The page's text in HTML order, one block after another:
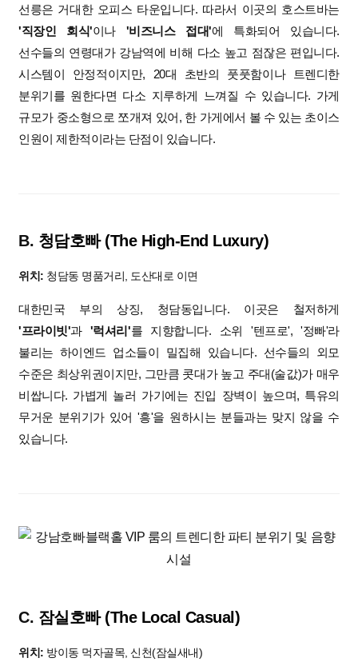
선릉은 거대한 오피스 타운입니다. 따라서 이곳의 호스트바는
'직장인 회식'이나 '비즈니스 접대'에 특화되어 있습니다.
선수들의 연령대가 강남역에 비해 다소 높고 점잖은 편입니다.
시스템이 안정적이지만, 20대 초반의 풋풋함이나 트렌디한
분위기를 원한다면 다소 지루하게 느껴질 수 있습니다. 가게
규모가 중소형으로 쪼개져 있어, 한 가게에서 볼 수 있는 초이스
인원이 제한적이라는 단점이 있습니다.
B. 청담호빠 (The High-End Luxury)
위치: 청담동 명품거리, 도산대로 이면
대한민국 부의 상징, 청담동입니다. 이곳은 철저하게
'프라이빗'과 '럭셔리'를 지향합니다. 소위 '텐프로', '정빠'라
불리는 하이엔드 업소들이 밀집해 있습니다. 선수들의 외모
수준은 최상위권이지만, 그만큼 콧대가 높고 주대(술값)가 매우
비쌉니다. 가볍게 놀러 가기에는 진입 장벽이 높으며, 특유의
무거운 분위기가 있어 '흥'을 원하시는 분들과는 맞지 않을 수
있습니다.
C. 잠실호빠 (The Local Casual)
위치: 방이동 먹자골목, 신천(잠실새내)